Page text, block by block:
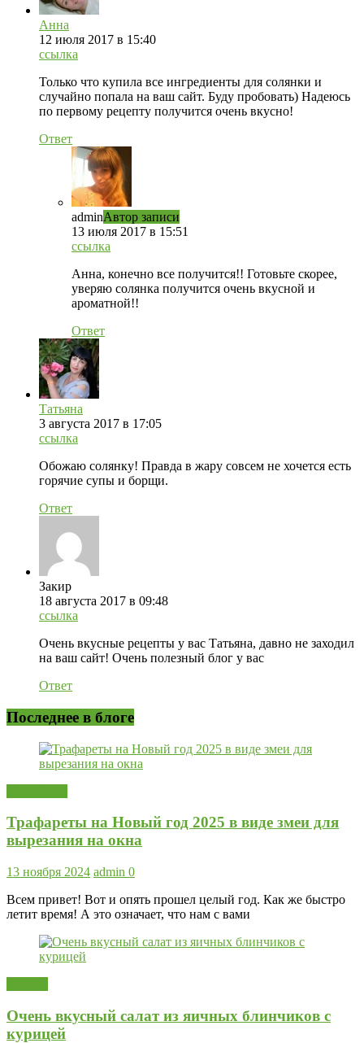
Анна
12 июля 2017 в 15:40
ссылка
Только что купила все ингредиенты для солянки и
случайно попала на ваш сайт. Буду пробовать) Надеюсь
по первому рецепту получится очень вкусно!
Ответ
adminАвтор записи
13 июля 2017 в 15:51
ссылка
Анна, конечно все получится!! Готовьте скорее,
уверяю солянка получится очень вкусной и
ароматной!!
Ответ
Татьяна
3 августа 2017 в 17:05
ссылка
Обожаю солянку! Правда в жару совсем не хочется есть
горячие супы и борщи.
Ответ
Закир
18 августа 2017 в 09:48
ссылка
Очень вкусные рецепты у вас Татьяна, давно не заходил
на ваш сайт! Очень полезный блог у вас
Ответ
Последнее в блоге
Трафареты на Новый год 2025 в виде змеи для
вырезания на окна
13 ноября 2024 admin 0
Всем привет! Вот и опять прошел целый год. Как же быстро
летит время! А это означает, что нам с вами
Очень вкусный салат из яичных блинчиков с
курицей